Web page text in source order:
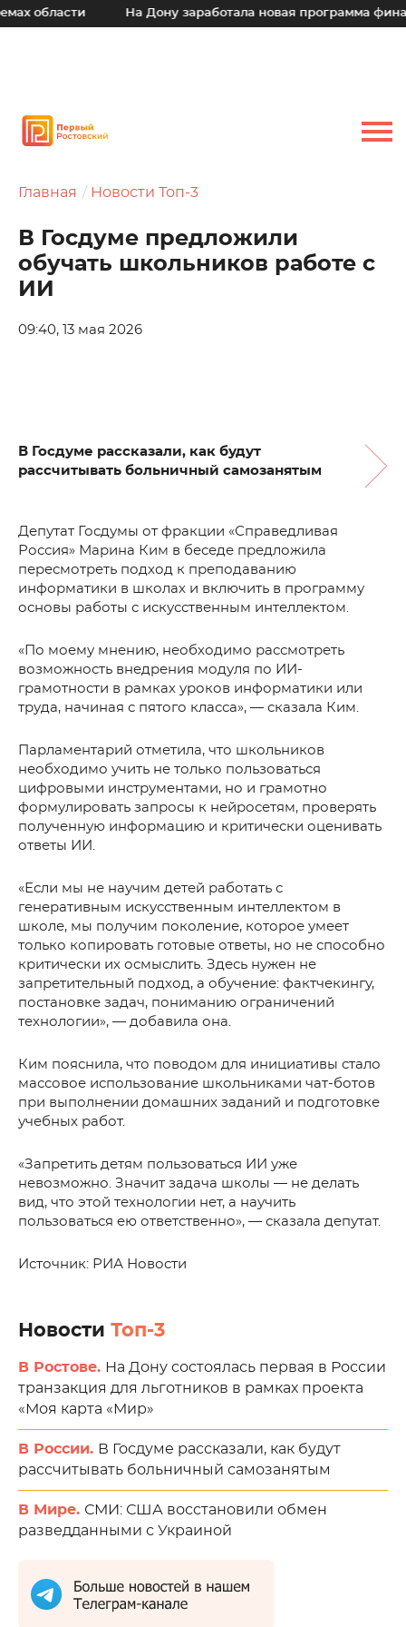
области На Дону заработала новая программа
Главная Новости Топ-3
В Госдуме предложили
обучать школьников работе с
ИИ
09:40, 13 мая 2026
В Госдуме рассказали, как будут
рассчитывать больничный самозанятым
Депутат Госдумы от фракции «Справедливая
Россия» Марина Ким в беседе предложила
пересмотреть подход к преподаванию
информатики в школах и включить в программу
основы работы с искусственным интеллектом.
«По моему мнению, необходимо рассмотреть
возможность внедрения модуля по ИИ-
грамотности в рамках уроков информатики или
труда, начиная с пятого класса», — сказала Ким.
Парламентарий отметила, что школьников
необходимо учить не только пользоваться
цифровыми инструментами, но и грамотно
формулировать запросы к нейросетям, проверять
полученную информацию и критически оценивать
ответы ИИ.
«Если мы не научим детей работать с
генеративным искусственным интеллектом в
школе, мы получим поколение, которое умеет
только копировать готовые ответы, но не способно
критически их осмыслить. Здесь нужен не
запретительный подход, а обучение: фактчекингу,
постановке задач, пониманию ограничений
технологии», — добавила она.
Ким пояснила, что поводом для инициативы стало
массовое использование школьниками чат-ботов
при выполнении домашних заданий и подготовке
учебных работ.
«Запретить детям пользоваться ИИ уже
невозможно. Значит задача школы — не делать
вид, что этой технологии нет, а научить
пользоваться ею ответственно», — сказала депутат.
Источник: РИА Новости
Новости Топ-3
В Ростове. На Дону состоялась первая в России
транзакция для льготников в рамках проекта
«Моя карта «Мир»
В России. В Госдуме рассказали, как будут
рассчитывать больничный самозанятым
В Мире. СМИ: США восстановили обмен
разведданными с Украиной